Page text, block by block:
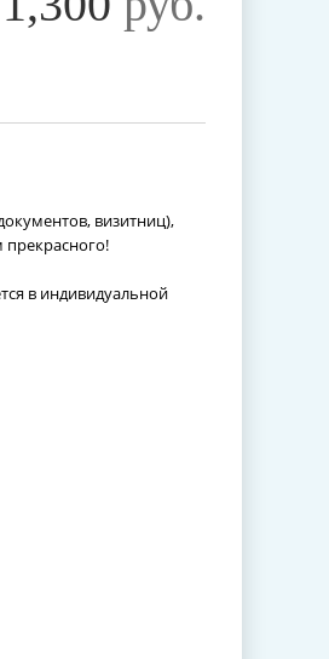
визитниц),
в индивидуальной